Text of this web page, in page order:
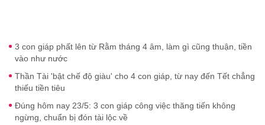
3 con giáp phất lên từ Rằm tháng 4 âm, làm gì cũng thuận, tiền
vào như nước
Thần Tài 'bật chế độ giàu' cho 4 con giáp, từ nay đến Tết chẳng
thiếu tiền tiêu
Đúng hôm nay 23/5: 3 con giáp công việc thăng tiến không
ngừng, chuẩn bị đón tài lộc về